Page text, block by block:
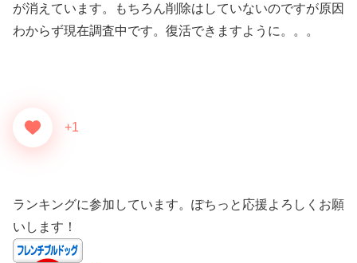
が消えています。もちろん削除はしていないのですが原因
わからず現在調査中です。復活できますように。。。
+1
ランキングに参加しています。ぽちっと応援よろしくお願
いします！